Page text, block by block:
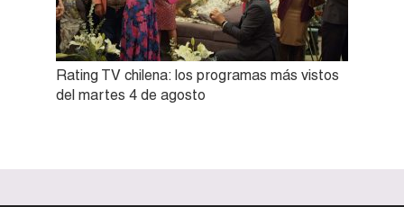
Rating TV chilena: los programas más vistos
del martes 4 de agosto